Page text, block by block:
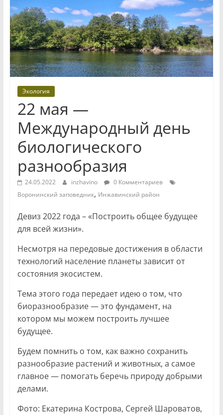
Экология
22 мая —
Международный день
биологического
разнообразия
24.05.2022 inzhavino
0 Комментариев
Воронинский заповедник, Инжавинский район
Девиз 2022 года – «Построить общее будущее
для всей жизни».
Несмотря на передовые достижения в области
технологий население планеты зависит от
состояния экосистем.
Тема этого года передает идею о том, что
биоразнообразие — это фундамент, на
котором мы можем построить лучшее
будущее.
Будем помнить о том, как важно сохранить
разнообразие растений и животных, а самое
главное — помогать беречь природу добрыми
делами.
Фото: Екатерина Кострова, Сергей Шароватов,